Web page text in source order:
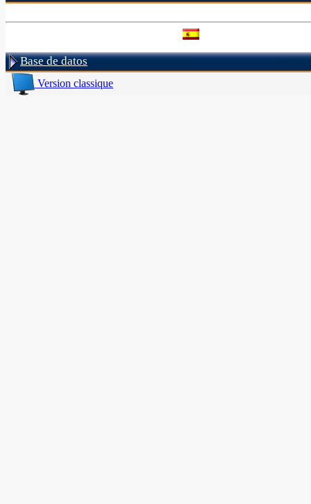
Base de datos
Version classique